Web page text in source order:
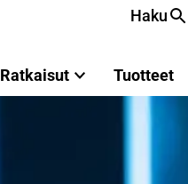
Haku
Ratkaisut Tuotteet